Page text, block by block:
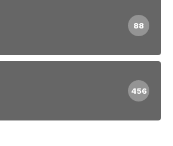
88
456